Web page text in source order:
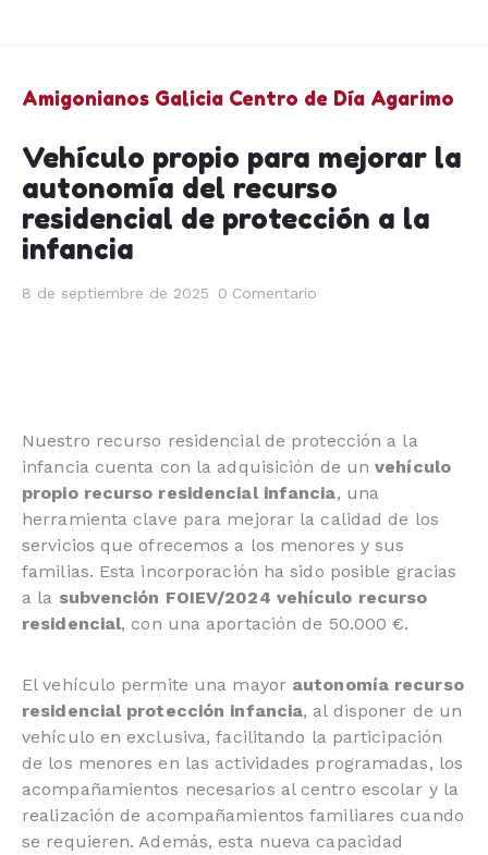
Amigonianos Galicia Centro de Día Agarimo
Vehículo propio para mejorar la
autonomía del recurso
residencial de protección a la
infancia
8 de septiembre de 2025 0 Comentario
Nuestro recurso residencial de protección a la
infancia cuenta con la adquisición de unvehículo
propio recurso residencial infancia, una
herramienta clave para mejorar la calidad de los
servicios que ofrecemos a los menores y sus
familias. Esta incorporación ha sido posible gracias
a la subvención FOIEV/2024 vehículo recurso
residencial, con una aportación de 50.000 €.
El vehículo permite una mayor autonomía recurso
residencial protección infancia, al disponer de un
vehículo en exclusiva, facilitando la participación
de los menores en las actividades programadas, los
acompañamientos necesarios al centro escolar y la
realización de acompañamientos familiares cuando
se requieren. Además, esta nueva capacidad